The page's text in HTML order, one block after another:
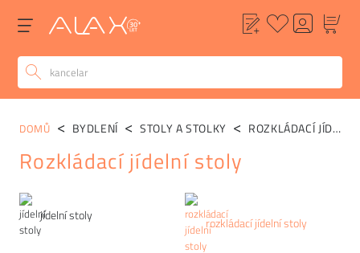
Kategorie
jídelní stoly rozkládací jídelní stoly
DOMŮ BYDLENÍ STOLY A STOLKY ROZKLÁDACÍ JÍDELNÍ STOLY
Rozkládací jídelní stoly